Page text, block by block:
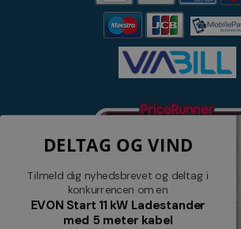
DELTAG OG VIND
Tilmeld dig nyhedsbrevet og deltag i
konkurrencen om en
EVON Start 11 kW Ladestander
med 5 meter kabel